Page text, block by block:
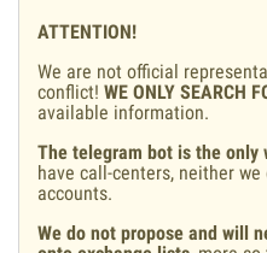
ATTENTION!
We are not official
conflict! WE ONLY SEARCH
available information.
The telegram bot is the only
have call-centers, neither
accounts.
We do not propose and will